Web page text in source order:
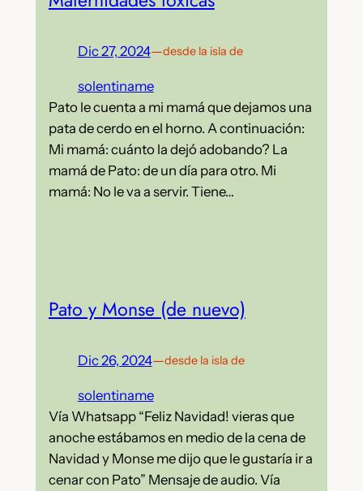
Dic 27, 2024—desde la isla de
solentiname
Pato le cuenta a mi mamá que dejamos una
pata de cerdo en el horno. A continuación:
Mi mamá: cuánto la dejó adobando? La
mamá de Pato: de un día para otro. Mi
mamá: No le va a servir. Tiene…
Pato y Monse (de nuevo)
Dic 26, 2024—desde la isla de
solentiname
Vía Whatsapp “Feliz Navidad! vieras que
anoche estábamos en medio de la cena de
Navidad y Monse me dijo que le gustaría ir a
cenar con Pato” Mensaje de audio. Vía